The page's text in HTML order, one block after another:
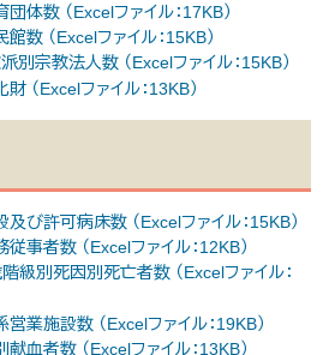
体数 （Excelファイル：17KB）
（Excelファイル：15KB）
宗教法人数 （Excelファイル：15KB）
（Excelファイル：13KB）
び許可病床数 （Excelファイル：15KB）
事者数 （Excelファイル：12KB）
別死因別死亡者数 （Excelファイル：
業施設数 （Excelファイル：19KB）
血者数 （Excelファイル：13KB）